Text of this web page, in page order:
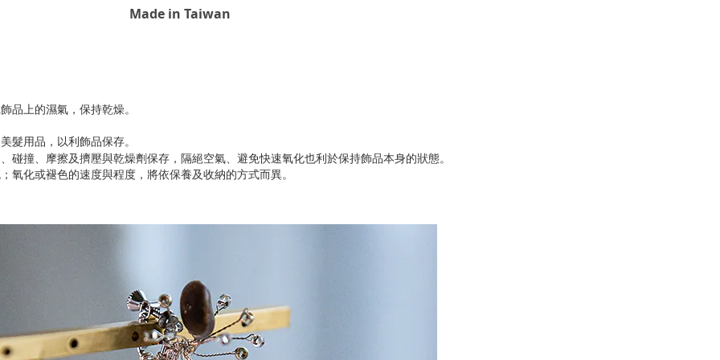
Made in Taiwan
品上的濕氣，保持乾燥。
髮用品，以利飾品保存。
撞、摩擦及擠壓與乾燥劑保存，隔絕空氣、避免快速氧化也利於保持飾品本身的狀態。
化或褪色的速度與程度，將依保養及收納的方式而異。